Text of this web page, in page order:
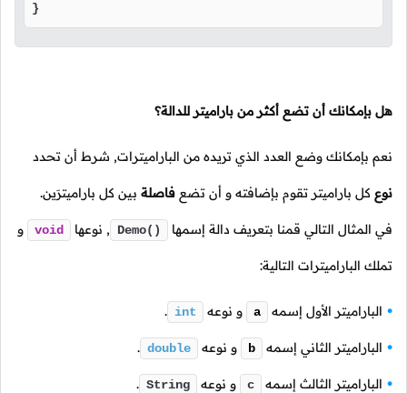
}
هل بإمكانك أن تضع أكثر من باراميتر للدالة؟
نعم بإمكانك وضع العدد الذي تريده من الباراميترات, شرط أن تحدد
نوع كل باراميتر تقوم بإضافته و أن تضع فاصلة بين كل باراميترَين.
في المثال التالي قمنا بتعريف دالة إسمها Demo()
, نوعها void و
تملك الباراميترات التالية:
الباراميتر الأول إسمه a و نوعه int
.
الباراميتر الثاني إسمه b و نوعه double
.
الباراميتر الثالث إسمه c و نوعه String
.